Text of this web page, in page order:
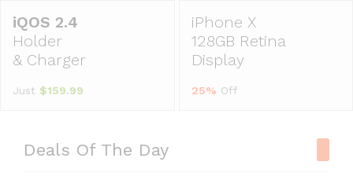
Holder
& Charger
Just $159.99
iPhone X
128GB Retina
Display
25% Off
Deals Of The Day